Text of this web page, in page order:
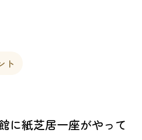
ト
に紙芝居一座がやって